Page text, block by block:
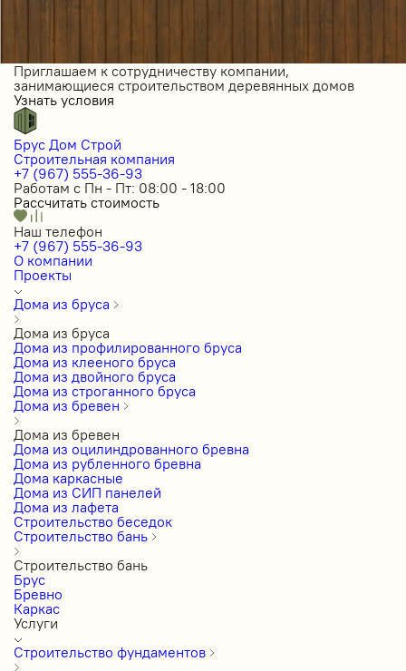
Приглашаем к сотрудничеству компании,
занимающиеся строительством деревянных домов
Узнать условия
Брус Дом Строй
Строительная компания
+7 (967) 555-36-93
Работам с Пн - Пт: 08:00 - 18:00
Рассчитать стоимость
Наш телефон
+7 (967) 555-36-93
О компании
Проекты
Дома из бруса
Дома из бруса
Дома из профилированного бруса
Дома из клееного бруса
Дома из двойного бруса
Дома из строганного бруса
Дома из бревен
Дома из бревен
Дома из оцилиндрованного бревна
Дома из рубленного бревна
Дома каркасные
Дома из СИП панелей
Дома из лафета
Строительство беседок
Строительство бань
Строительство бань
Брус
Бревно
Каркас
Услуги
Строительство фундаментов